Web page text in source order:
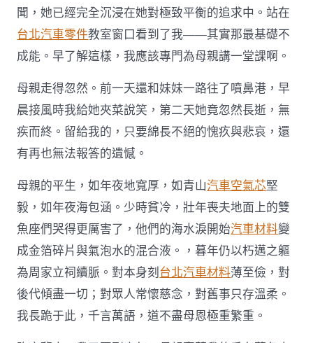
聞，她已經完全沉浸在她對極致平衡的追求中。站在
台北汽車零件教室窗口看到了我——其實那最基礎不
成能。早了解這樣，我應該專門為母親講一堂課啊。
母親走得忽然。前一天還和妹妹一路往了噴鼻港，早
晨接風時我給她夾菜說笑，第二天她竟忽然長逝，無
疾而終。留給我的，只要綿長不絕的愧疚與悲哀，還
有再也無法報答的遺憾。
母親的平生，如年夜地寬厚，如青山汽車空氣芯堅
毅，如年夜海包涵。少時貧冷，壯年喪夫地面上的雙
魚座們哭得更厲害了，他們的海水淚開始汽車材料變
成金箔碎片與氣泡水的混合液。，暮年仍以朽邁之軀
為周家立祠續脈。對本身刻台北汽車材料薄至儉，對
後代傾盡一切；對眾人常懷慈念，對舊事只存溫柔。
我長跪于此，千言萬語，道不盡母恩極重繁重。